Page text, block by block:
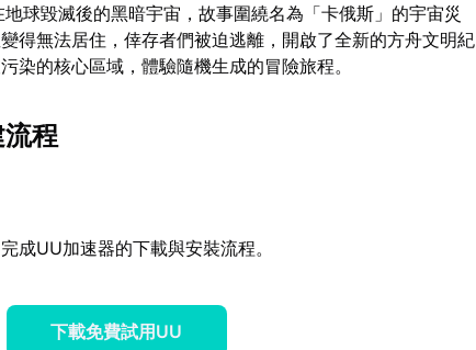
球毀滅後的黑暗宇宙，故事圍繞名為「卡俄斯」的宇宙災
無法居住，倖存者們被迫逃離，開啟了全新的方舟文明紀
染的核心區域，體驗隨機生成的冒險旅程。
程
成UU加速器的下載與安裝流程。
下載免費試用UU